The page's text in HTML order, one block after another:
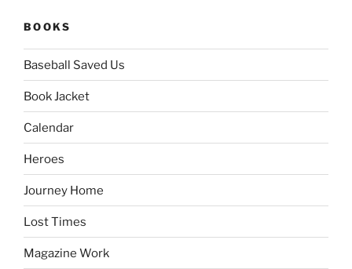
BOOKS
Baseball Saved Us
Book Jacket
Calendar
Heroes
Journey Home
Lost Times
Magazine Work